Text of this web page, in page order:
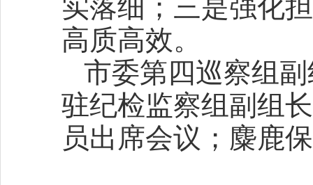
实落细；三是强化
高质高效。
市委第四巡察组
驻纪检监察组副组
员出席会议；麋鹿